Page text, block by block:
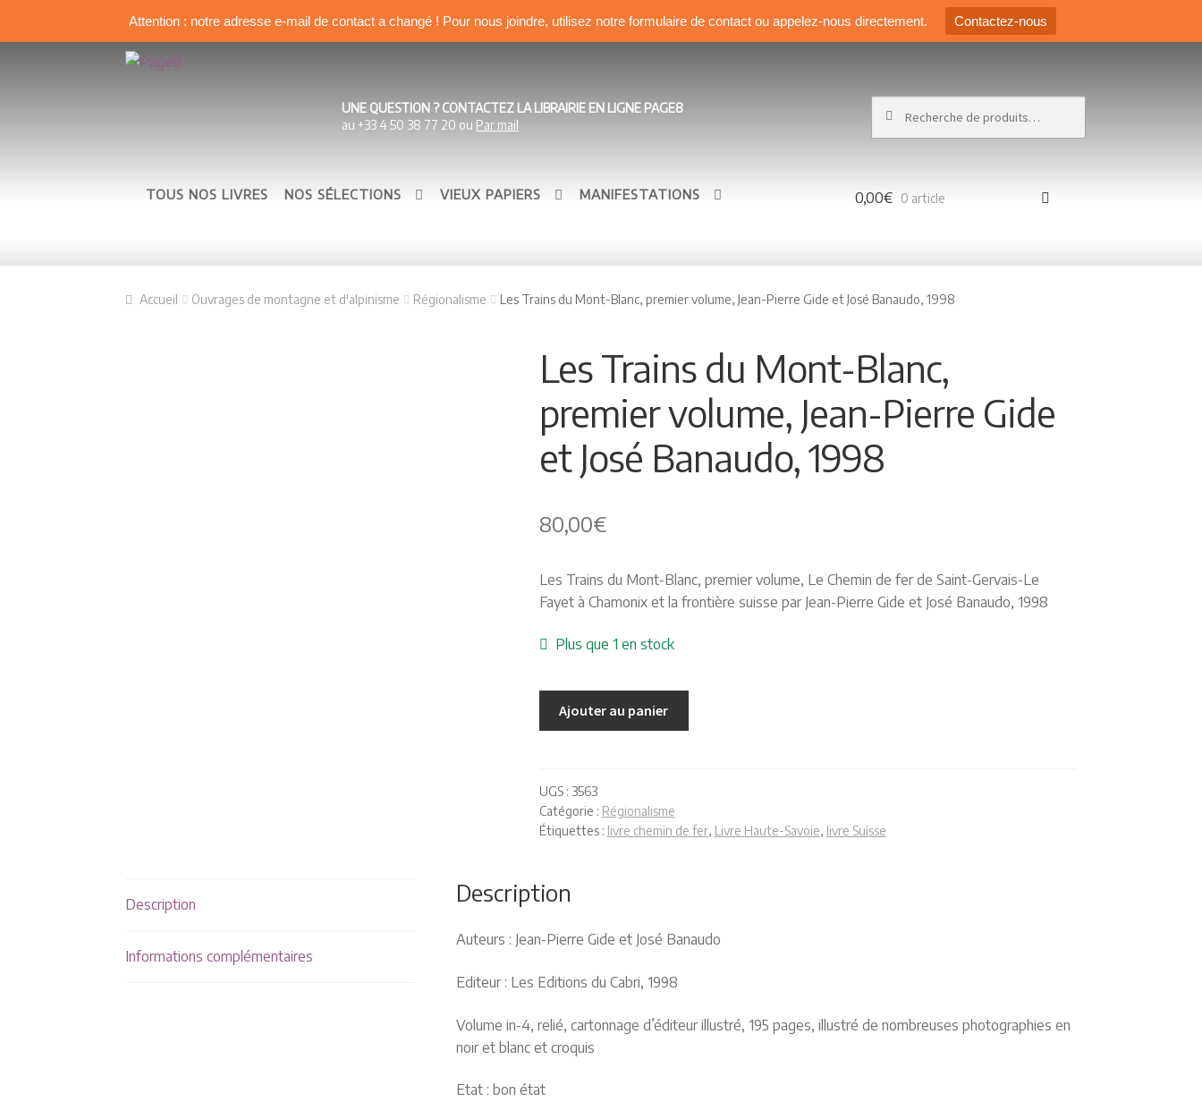
Attention : notre adresse e-mail de contact a changé ! Pour nous joindre, utilisez notre formulaire de contact ou appelez-nous directement. Contactez-nous
Aller à la navigation
Aller au contenu
UNE QUESTION ? CONTACTEZ LA LIBRAIRIE EN LIGNE PAGE8
au +33 4 50 38 77 20 ou Par mail
TOUS NOS LIVRES NOS SÉLECTIONS VIEUX PAPIERS MANIFESTATIONS 0,00€ 0 article
Accueil Ouvrages de montagne et d'alpinisme Régionalisme Les Trains du Mont-Blanc, premier volume, Jean-Pierre Gide et José Banaudo, 1998
Les Trains du Mont-Blanc,
premier volume, Jean-Pierre Gide
et José Banaudo, 1998
80,00€
Les Trains du Mont-Blanc, premier volume, Le Chemin de fer de Saint-Gervais-Le
Fayet à Chamonix et la frontière suisse par Jean-Pierre Gide et José Banaudo, 1998
Plus que 1 en stock
Ajouter au panier
UGS : 3563
Catégorie : Régionalisme
Étiquettes : livre chemin de fer, Livre Haute-Savoie, livre Suisse
Description
Informations complémentaires
Description
Auteurs : Jean-Pierre Gide et José Banaudo
Editeur : Les Editions du Cabri, 1998
Volume in-4, relié, cartonnage d’éditeur illustré, 195 pages, illustré de nombreuses photographies en
noir et blanc et croquis
Etat : bon état